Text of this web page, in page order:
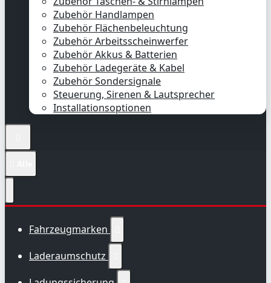
Zubehör Handlampen
Zubehör Flächenbeleuchtung
Zubehör Arbeitsscheinwerfer
Zubehör Akkus & Batterien
Zubehör Ladegeräte & Kabel
Zubehör Sondersignale
Steuerung, Sirenen & Lautsprecher
Installationsoptionen
Fahrzeugmarken
Laderaumschutz